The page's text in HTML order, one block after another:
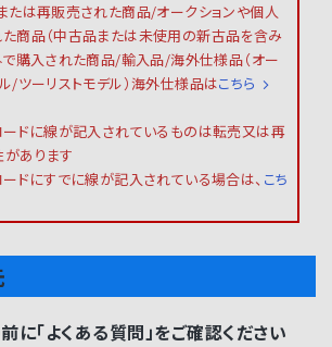
たは再販売された商品/オークションや個人
商品（中古品または未使用の新古品を含み
で購入された商品/輸入品/海外仕様品（オー
/ツーリストモデル）海外仕様品はこちら
ドに線が記入されているものは転売又は再
あります
ドにすでに線が記入されている場合は、 こち
に「よくある質問」をご確認ください